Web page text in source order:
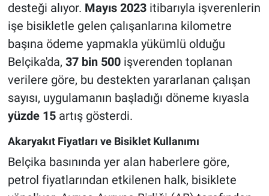
desteği alıyor. Mayıs 2023itibarıyla işverenlerin
işe bisikletle gelen çalışanlarına kilometre
başına ödeme yapmakla yükümlü olduğu
Belçika'da, 37 bin 500işverenden toplanan
verilere göre, bu destekten yararlanan çalışan
sayısı, uygulamanın başladığı döneme kıyasla
yüzde 15artış gösterdi.
Akaryakıt Fiyatları ve Bisiklet Kullanımı
Belçika basınında yer alan haberlere göre,
petrol fiyatlarından etkilenen halk, bisiklete